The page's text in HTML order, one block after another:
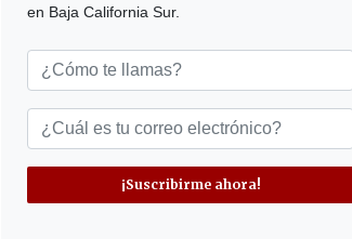
en Baja California Sur.
¡Suscribirme ahora!